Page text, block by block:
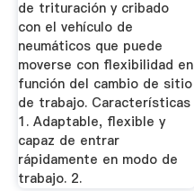
de trituración y cribado
con el vehículo de
neumáticos que puede
moverse con flexibilidad en
función del cambio de sitio
de trabajo. Características
1. Adaptable, flexible y
capaz de entrar
rápidamente en modo de
trabajo. 2.